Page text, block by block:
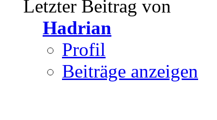
Letzter Beitrag von
Hadrian
Profil
Beiträge anzeigen